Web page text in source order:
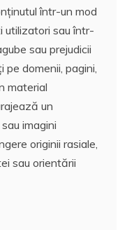
într-un mod
utilizatori sau într-
sau prejudicii
domenii, pagini,
material
un
imagini
originii rasiale,
sau orientării